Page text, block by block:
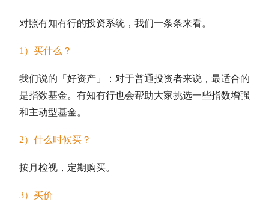
对照有知有行的投资系统，我们一条条来看。
1）买什么？
我们说的「好资产」：对于普通投资者来说，最适合的
是指数基金。有知有行也会帮助大家挑选一些指数增强
和主动型基金。
2）什么时候买？
按月检视，定期购买。
3）买价